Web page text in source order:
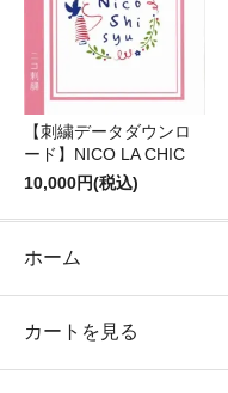
【刺繍データダウンロ
ード】NICO LA CHIC
10,000円(税込)
ホーム
カートを見る